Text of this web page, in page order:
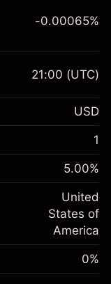
$1,000.00
%
(-$4.31)
$19,000.00
$1,000.00
-0.000654
%
(-$0.13)
-0.00065%
21:00 (UTC)
USD
1
5.00%
United
States of
America
0%